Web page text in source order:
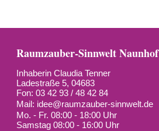
Raumzauber-Sinnwelt Naunhof
Inhaberin Claudia Tenner
Ladestraße 5, 04683
Fon: 03 42 93 / 48 42 84
Mail: idee@raumzauber-sinnwelt.de
Mo. - Fr. 08:00 - 18:00 Uhr
Samstag 08:00 - 16:00 Uhr